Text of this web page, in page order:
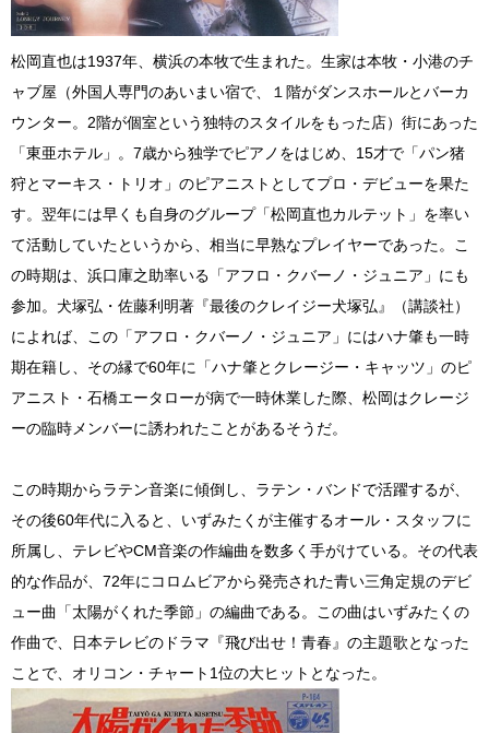
松岡直也は1937年、横浜の本牧で生まれた。生家は本牧・小港のチ
ャブ屋（外国人専門のあいまい宿で、１階がダンスホールとバーカ
ウンター。2階が個室という独特のスタイルをもった店）街にあった
「東亜ホテル」。7歳から独学でピアノをはじめ、15才で「パン猪
狩とマーキス・トリオ」のピアニストとしてプロ・デビューを果た
す。翌年には早くも自身のグループ「松岡直也カルテット」を率い
て活動していたというから、相当に早熟なプレイヤーであった。こ
の時期は、浜口庫之助率いる「アフロ・クバーノ・ジュニア」にも
参加。犬塚弘・佐藤利明著『最後のクレイジー犬塚弘』（講談社）
によれば、この「アフロ・クバーノ・ジュニア」にはハナ肇も一時
期在籍し、その縁で60年に「ハナ肇とクレージー・キャッツ」のピ
アニスト・石橋エータローが病で一時休業した際、松岡はクレージ
ーの臨時メンバーに誘われたことがあるそうだ。
この時期からラテン音楽に傾倒し、ラテン・バンドで活躍するが、
その後60年代に入ると、いずみたくが主催するオール・スタッフに
所属し、テレビやCM音楽の作編曲を数多く手がけている。その代表
的な作品が、72年にコロムビアから発売された青い三角定規のデビ
ュー曲「太陽がくれた季節」の編曲である。この曲はいずみたくの
作曲で、日本テレビのドラマ『飛び出せ！青春』の主題歌となった
ことで、オリコン・チャート1位の大ヒットとなった。